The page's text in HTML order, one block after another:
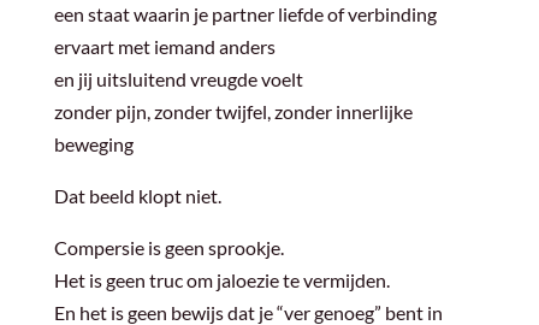
een staat waarin je partner liefde of verbinding
ervaart met iemand anders
en jij uitsluitend vreugde voelt
zonder pijn, zonder twijfel, zonder innerlijke
beweging
Dat beeld klopt niet.
Compersie is geen sprookje.
Het is geen truc om jaloezie te vermijden.
En het is geen bewijs dat je “ver genoeg” bent in